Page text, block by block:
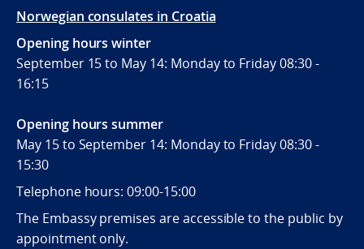
Norwegian consulates in Croatia
Opening hours winter
September 15 to May 14: Monday to Friday 08:30 -
16:15
Opening hours summer
May 15 to September 14: Monday to Friday 08:30 -
15:30
Telephone hours: 09:00-15:00
The Embassy premises are accessible to the public by
appointment only.